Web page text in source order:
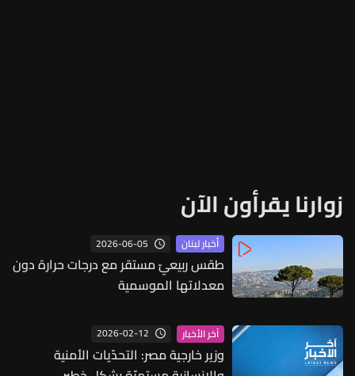
زوارنا يقرأون الآن
أخبار لبنان 2026-06-05
طقس ربيعيّ مستقر مع درجات حرارة دون
معدلاتها الموسمية
آخر الأخبار 2026-02-12
وزير خارجية مصر: التحدّيات الأمنية